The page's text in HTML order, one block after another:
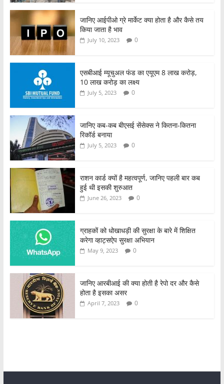
जानिए आईपीओ ग्रे मार्केट क्या होता है और कैसे तय
किया जाता है भाव
July 10, 2023 0
एसबीआई म्यूचुअल फंड का एयूएम 8 लाख करोड़,
10 लाख करोड़ का लक्ष्य
July 5, 2023 0
जानिए कब-कब बीएसई सेंसेक्स ने कितना-कितना
रिकॉर्ड बनाया
July 5, 2023 0
राशन कार्ड क्यों है महत्वपूर्ण, जानिए पहली बार कब
हुई थी इसकी शुरुआत
June 26, 2023 0
ग्राहकों को धोखाधड़ी की सुरक्षा के बारे में शिक्षित
करेगा व्हाट्सऐप सुरक्षा अभियान
May 9, 2023 0
जानिए आरबीआई की क्या होती है रेपो दर और कैसे
होता है इसका असर
April 7, 2023 0